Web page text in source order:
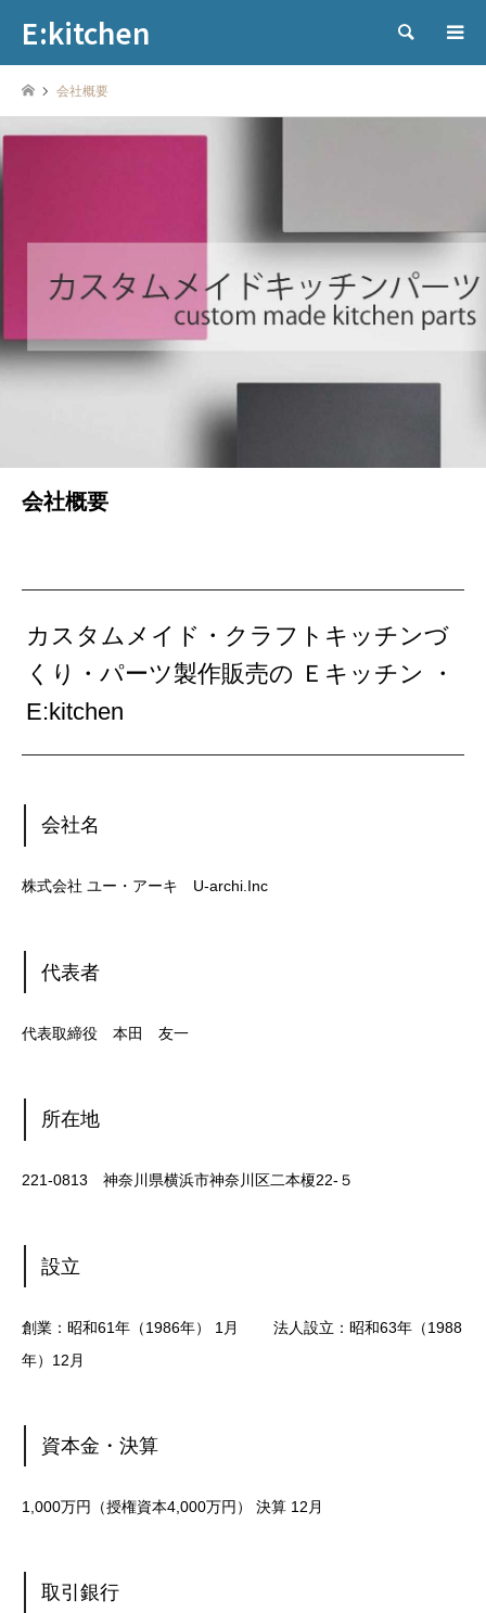
E:kitchen 検索
会社概要
会社概要
カスタムメイド・クラフトキッチンづ
くり・パーツ製作販売の Ｅキッチン ・
E:kitchen
会社名
株式会社 ユー・アーキ U-archi.Inc
代表者
代表取締役 本田 友一
所在地
221-0813 神奈川県横浜市神奈川区二本榎22-５
設立
創業：昭和61年（1986年） 1月 法人設立：昭和63年（1988
年）12月
資本金・決算
1,000万円（授権資本4,000万円） 決算 12月
取引銀行